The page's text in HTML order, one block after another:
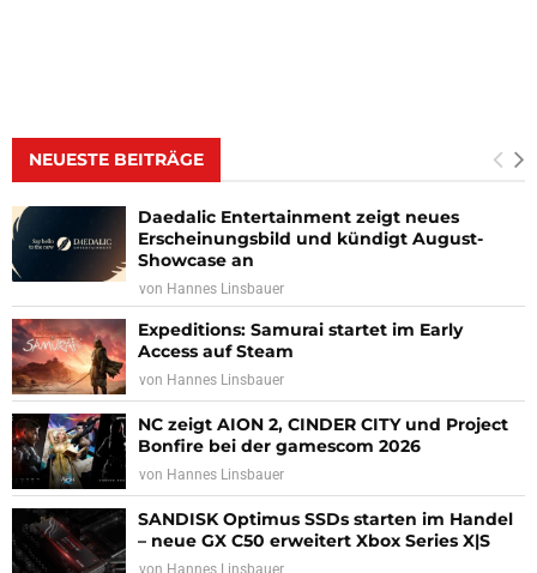
NEUESTE BEITRÄGE
Daedalic Entertainment zeigt neues
Erscheinungsbild und kündigt August-
Showcase an
von Hannes Linsbauer
Expeditions: Samurai startet im Early
Access auf Steam
von Hannes Linsbauer
NC zeigt AION 2, CINDER CITY und Project
Bonfire bei der gamescom 2026
von Hannes Linsbauer
SANDISK Optimus SSDs starten im Handel
– neue GX C50 erweitert Xbox Series X|S
von Hannes Linsbauer